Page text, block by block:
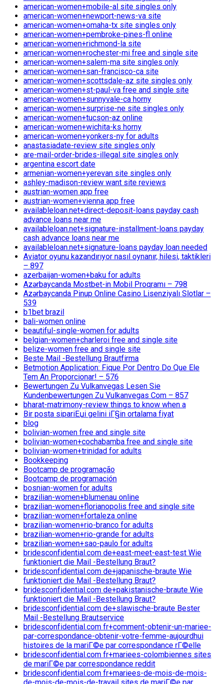
american-women+mobile-al site singles only
american-women+newport-news-va site
american-women+omaha-tx site singles only
american-women+pembroke-pines-fl online
american-women+richmond-la site
american-women+rochester-mi free and single site
american-women+salem-ma site singles only
american-women+san-francisco-ca site
american-women+scottsdale-az site singles only
american-women+st-paul-va free and single site
american-women+sunnyvale-ca horny
american-women+surprise-ne site singles only
american-women+tucson-az online
american-women+wichita-ks horny
american-women+yonkers-ny for adults
anastasiadate-review site singles only
are-mail-order-brides-illegal site singles only
argentina escort date
armenian-women+yerevan site singles only
ashley-madison-review want site reviews
austrian-women app free
austrian-women+vienna app free
availableloan.net+direct-deposit-loans payday cash
advance loans near me
availableloan.net+signature-installment-loans payday
cash advance loans near me
availableloan.net+signature-loans payday loan needed
Aviator oyunu kazandırıyor nasıl oynanır, hilesi, taktikleri
– 897
azerbaijan-women+baku for adults
Azərbaycanda Mostbet-in Mobil Proqramı – 798
Azərbaycanda Pinup Online Casino Lisenziyalı Slotlar –
539
b1bet brazil
bali-women online
beautiful-single-women for adults
belgian-women+charleroi free and single site
belize-women free and single site
Beste Mail -Bestellung Brautfirma
Betmotion Application: Fique Por Dentro Do Que Ele
Tem An Proporcionar! – 576
Bewertungen Zu Vulkanvegas Lesen Sie
Kundenbewertungen Zu Vulkanvegas Com – 857
bharat-matrimony-review things to know when a
Bir posta sipariЕџi gelini iГ§in ortalama fiyat
blog
bolivian-women free and single site
bolivian-women+cochabamba free and single site
bolivian-women+trinidad for adults
Bookkeeping
Bootcamp de programação
Bootcamp de programación
bosnian-women for adults
brazilian-women+blumenau online
brazilian-women+florianopolis free and single site
brazilian-women+fortaleza online
brazilian-women+rio-branco for adults
brazilian-women+rio-grande for adults
brazilian-women+sao-paulo for adults
bridesconfidential.com de+east-meet-east-test Wie
funktioniert die Mail -Bestellung Braut?
bridesconfidential.com de+japanische-braute Wie
funktioniert die Mail -Bestellung Braut?
bridesconfidential.com de+pakistanische-braute Wie
funktioniert die Mail -Bestellung Braut?
bridesconfidential.com de+slawische-braute Bester
Mail -Bestellung Brautservice
bridesconfidential.com fr+comment-obtenir-un-mariee-
par-correspondance-obtenir-votre-femme-aujourdhui
histoires de la mariГ©e par correspondance rГ©elle
bridesconfidential.com fr+mariees-colombiennes sites
de mariГ©e par correspondance reddit
bridesconfidential.com fr+mariees-de-mois-de-mois-